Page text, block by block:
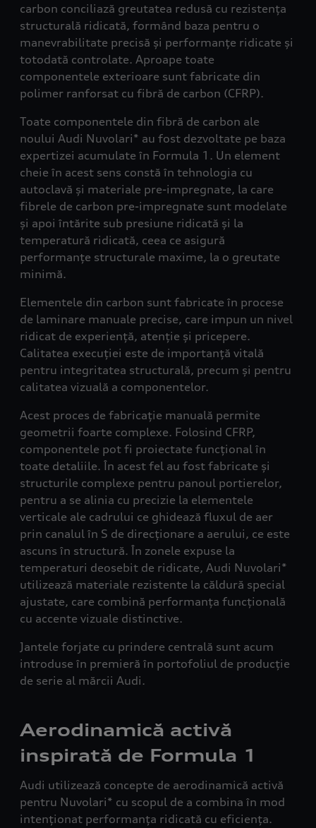
carbon conciliază greutatea redusă cu rezistența
structurală ridicată, formând baza pentru o
manevrabilitate precisă și performanțe ridicate și
totodată controlate. Aproape toate
componentele exterioare sunt fabricate din
polimer ranforsat cu fibră de carbon (CFRP).
Toate componentele din fibră de carbon ale
noului Audi Nuvolari* au fost dezvoltate pe baza
expertizei acumulate în Formula 1. Un element
cheie în acest sens constă în tehnologia cu
autoclavă și materiale pre-impregnate, la care
fibrele de carbon pre-impregnate sunt modelate
și apoi întărite sub presiune ridicată și la
temperatură ridicată, ceea ce asigură
performanțe structurale maxime, la o greutate
minimă.
Elementele din carbon sunt fabricate în procese
de laminare manuale precise, care impun un nivel
ridicat de experiență, atenție și pricepere.
Calitatea execuției este de importanță vitală
pentru integritatea structurală, precum și pentru
calitatea vizuală a componentelor.
Acest proces de fabricație manuală permite
geometrii foarte complexe. Folosind CFRP,
componentele pot fi proiectate funcțional în
toate detaliile. În acest fel au fost fabricate și
structurile complexe pentru panoul portierelor,
pentru a se alinia cu precizie la elementele
verticale ale cadrului ce ghidează fluxul de aer
prin canalul în S de direcționare a aerului, ce este
ascuns în structură. În zonele expuse la
temperaturi deosebit de ridicate, Audi Nuvolari*
utilizează materiale rezistente la căldură special
ajustate, care combină performanța funcțională
cu accente vizuale distinctive.
Jantele forjate cu prindere centrală sunt acum
introduse în premieră în portofoliul de producție
de serie al mărcii Audi.
Aerodinamică activă
inspirată de Formula 1
Audi utilizează concepte de aerodinamică activă
pentru Nuvolari* cu scopul de a combina în mod
intenționat performanța ridicată cu eficiența.